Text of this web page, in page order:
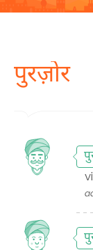
पुरज़ोर